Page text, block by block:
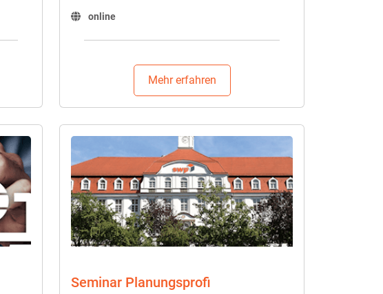
online
Mehr erfahren
Seminar Planungsprofi